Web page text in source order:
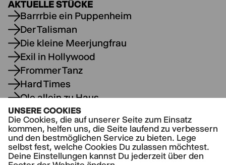
UNSERE COOKIES
Die Cookies, die auf unserer Seite zum Einsatz
kommen, helfen uns, die Seite laufend zu verbessern
und den bestmöglichen Service zu bieten. Lege
selbst fest, welche Cookies Du zulassen möchtest.
Deine Einstellungen kannst Du jederzeit über den
AKTUELLE STÜCKE
Barrrbie ein Puppenheim
Der Talisman
Die kleine Meerjungfrau
Exil in Hollywood
Frommer Tanz
Hard Times
Ole allein zu Haus
Panikherz
Sankt Falstaff